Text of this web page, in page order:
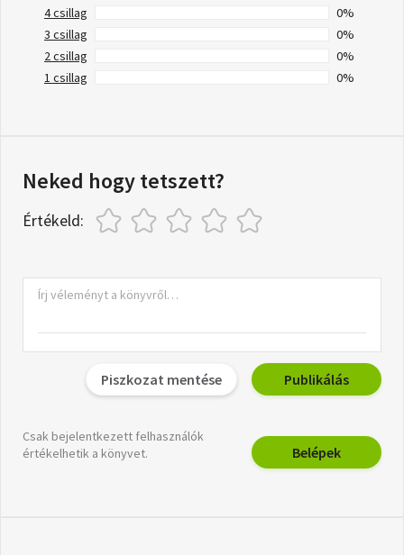
4 csillag
0%
3 csillag
0%
2 csillag
0%
1 csillag
0%
Neked hogy tetszett?
Értékeld:
Piszkozat mentése Publikálás
Csak bejelentkezett felhasználók
értékelhetik a könyvet.
Belépek